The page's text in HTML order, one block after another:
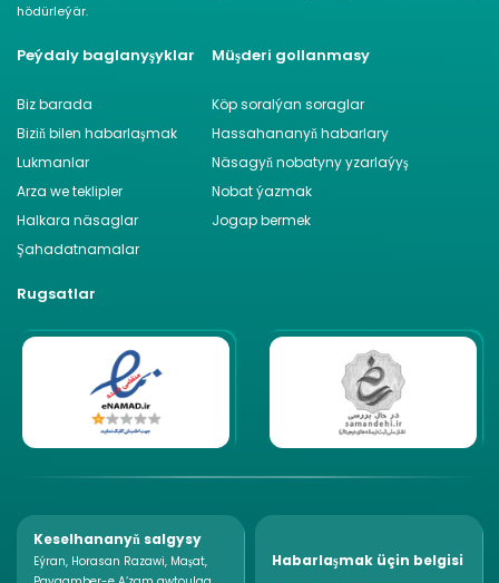
hödürleýär.
Peýdaly baglanyşyklar
Biz barada
Biziň bilen habarlaşmak
Lukmanlar
Arza we teklipler
Halkara näsaglar
Şahadatnamalar
Müşderi gollanmasy
Köp soralýan soraglar
Hassahananyň habarlary
Näsagyň nobatyny yzarlaýyş
Nobat ýazmak
Jogap bermek
Rugsatlar
Keselhananyň salgysy
Eýran, Horasan Razawi, Maşat,
Habarlaşmak üçin belgisi